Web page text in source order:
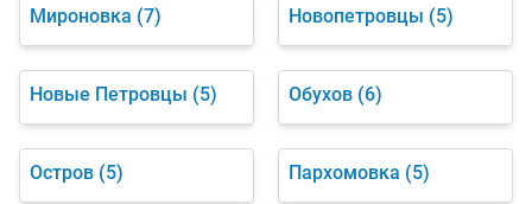
Мироновка (7) Новопетровцы (5)
Новые Петровцы (5) Обухов (6)
Остров (5) Пархомовка (5)